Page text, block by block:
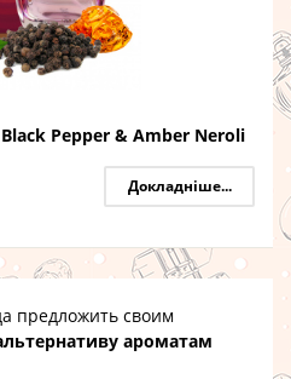
Pepper & Amber Neroli
Докладніше...
предложить своим
ароматам